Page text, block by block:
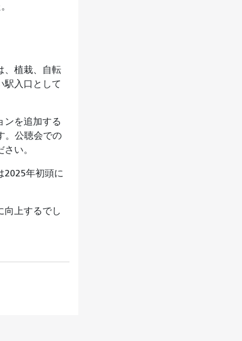
、植栽、自転
駅入口として
ンを追加する
。公聴会での
さい。
2025年初頭に
向上するでし